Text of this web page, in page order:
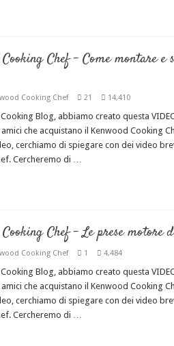
Chef – Come montare e
Cooking Chef 21 14,410
Blog, abbiamo creato questa
che acquistano il Kenwood Cooking
cerchiamo di spiegare con dei video
Cercheremo di …
Chef – Le prese motore
Cooking Chef 1 4,484
Blog, abbiamo creato questa
che acquistano il Kenwood Cooking
cerchiamo di spiegare con dei video
Cercheremo di …